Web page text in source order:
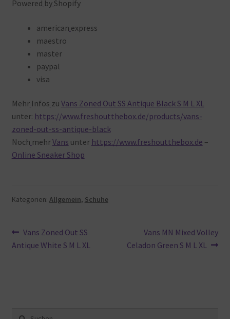
Powered by Shopify
american express
maestro
master
paypal
visa
Mehr Infos zu Vans Zoned Out SS Antique Black S M L XL
unter: https://www.freshoutthebox.de/products/vans-
zoned-out-ss-antique-black
Noch mehrVans unter https://www.freshoutthebox.de –
Online Sneaker Shop
Kategorien: Allgemein, Schuhe
Beitragsnavigation
Vorheriger
Beitrag:
Vans Zoned Out SS
Antique White S M L XL
Nächster
Beitrag:
Vans MN Mixed Volley
Celadon Green S M L XL
Suche